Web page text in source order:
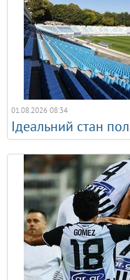
01.08.2026 08:34
Ідеальний стан